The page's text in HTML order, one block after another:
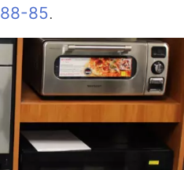
85.